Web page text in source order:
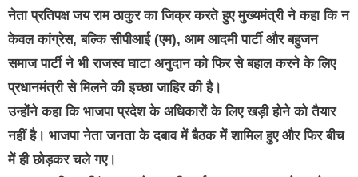
नेता प्रतिपक्ष जय राम ठाकुर का जिक्र करते हुए मुख्यमंत्री ने कहा कि न
केवल कांग्रेस, बल्कि सीपीआई (एम), आम आदमी पार्टी और बहुजन
समाज पार्टी ने भी राजस्व घाटा अनुदान को फिर से बहाल करने के लिए
प्रधानमंत्री से मिलने की इच्छा जाहिर की है।
उन्होंने कहा कि भाजपा प्रदेश के अधिकारों के लिए खड़ी होने को तैयार
नहीं है। भाजपा नेता जनता के दबाव में बैठक में शामिल हुए और फिर बीच
में ही छोड़कर चले गए।